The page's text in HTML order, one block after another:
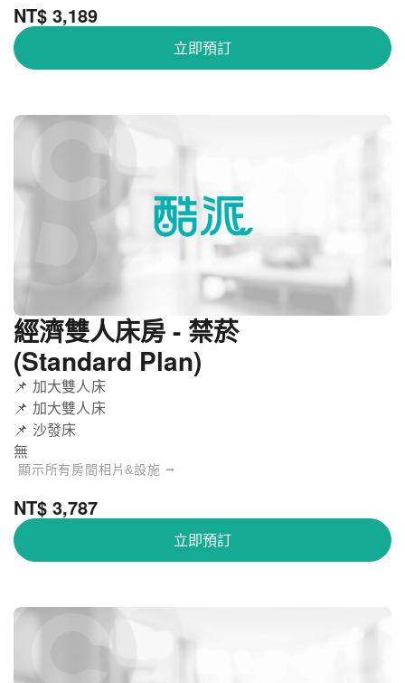
NT$ 3,189
立即預訂
經濟雙人床房 - 禁菸
(Standard Plan)
📌 加大雙人床
📌 加大雙人床
📌 沙發床
無
顯示所有房間相片&設施 ⭢
NT$ 3,787
立即預訂